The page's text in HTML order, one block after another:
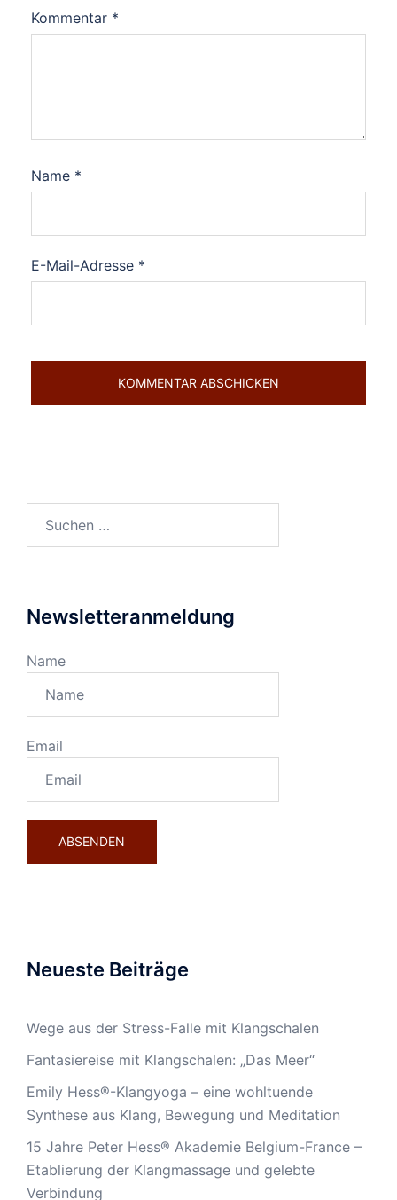
Kommentar *
Name *
E-Mail-Adresse *
Newsletteranmeldung
Name
Email
Neueste Beiträge
Wege aus der Stress-Falle mit Klangschalen
Fantasiereise mit Klangschalen: „Das Meer“
Emily Hess®-Klangyoga – eine wohltuende
Synthese aus Klang, Bewegung und Meditation
15 Jahre Peter Hess® Akademie Belgium-France –
Etablierung der Klangmassage und gelebte
Verbindung